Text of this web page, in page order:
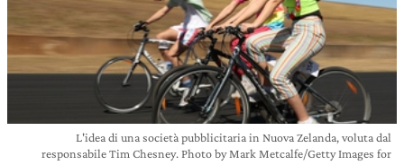
L'idea di una società pubblicitaria in Nuova Zelanda, voluta dal
responsabile Tim Chesney. Photo by Mark Metcalfe/Getty Images for